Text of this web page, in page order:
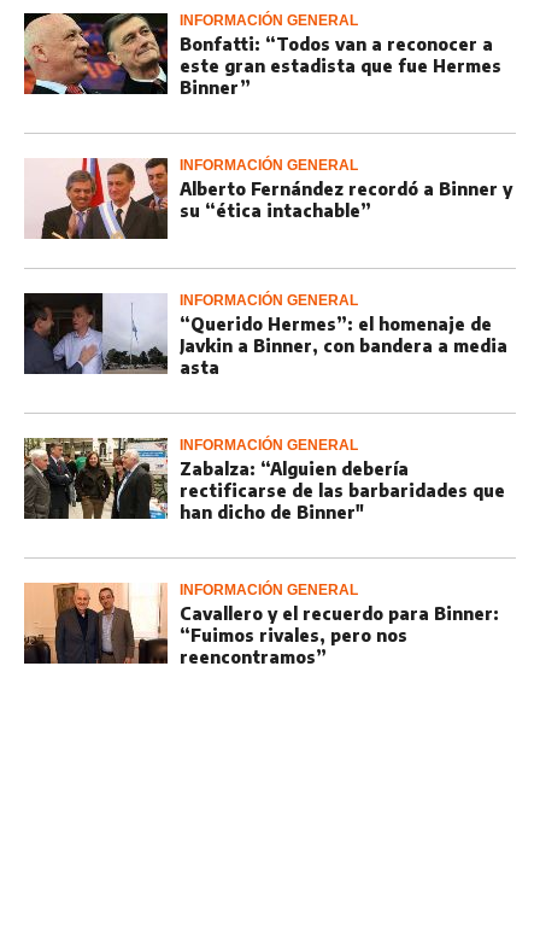
INFORMACIÓN GENERAL
Bonfatti: “Todos van a reconocer a
este gran estadista que fue Hermes
Binner”
INFORMACIÓN GENERAL
Alberto Fernández recordó a Binner y
su “ética intachable”
INFORMACIÓN GENERAL
“Querido Hermes”: el homenaje de
Javkin a Binner, con bandera a media
asta
INFORMACIÓN GENERAL
Zabalza: “Alguien debería
rectificarse de las barbaridades que
han dicho de Binner"
INFORMACIÓN GENERAL
Cavallero y el recuerdo para Binner:
“Fuimos rivales, pero nos
reencontramos”